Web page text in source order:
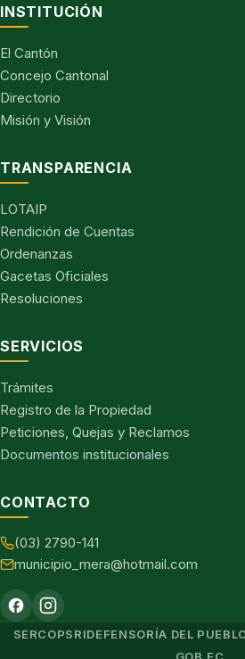
INSTITUCIÓN
El Cantón
Concejo Cantonal
Directorio
Misión y Visión
TRANSPARENCIA
LOTAIP
Rendición de Cuentas
Ordenanzas
Gacetas Oficiales
Resoluciones
SERVICIOS
Trámites
Registro de la Propiedad
Peticiones, Quejas y Reclamos
Documentos institucionales
CONTACTO
(03) 2790-141
municipio_mera@hotmail.com
SERCOPSRIDEFENSORÍA DEL